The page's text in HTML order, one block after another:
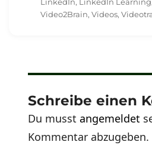
Video2Brain,Videos,
Schreibe einen
Du musstangemeldet
Kommentar abzugeben.